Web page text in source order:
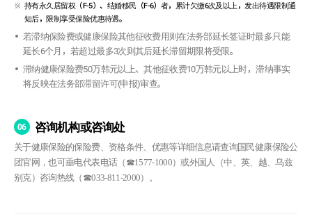
持有永久居留权（F-5）、结婚移民（F-6）者，累计欠缴6次及以上，发出待遇限制通
知后，限制享受保险优惠待遇。
若滞纳保险费或健康保险其他征收费用则在法务部延长签证时最多只能
延长6个月，若超过最多3次则其后延长滞留期限将受限。
滞纳健康保险费50万韩元以上、其他征收费10万韩元以上时，滞纳事实
将反映在法务部滞留许可(申报)审查。
06 咨询机构或咨询处
关于健康保险的保险费、资格条件、优惠等详细信息请查询国民健康保险公
团官网，也可垂电代表电话（☎1577-1000）或外国人（中、英、越、乌兹
别克）咨询热线（☎033-811-2000）。